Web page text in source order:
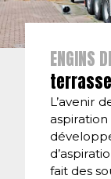
ENGINS
L’avenir
fait des